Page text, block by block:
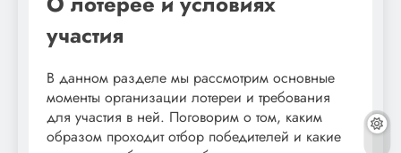
участия
В данном разделе мы рассмотрим основные
моменты организации лотереи и требования
для участия в ней. Поговорим о том, каким
образом проходит отбор победителей и какие